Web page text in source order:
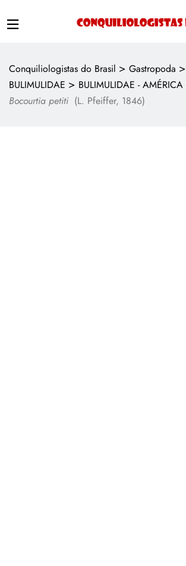
Conquiliologistas do Brasil > Gastropoda >
BULIMULIDAE > BULIMULIDAE - AMÉRICA
Bocourtia petiti (L. Pfeiffer, 1846)